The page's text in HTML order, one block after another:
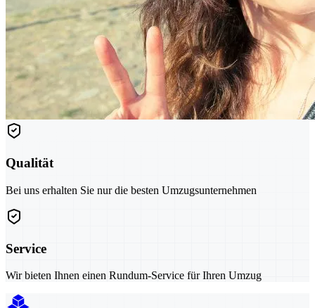
Qualität
Bei uns erhalten Sie nur die besten Umzugsunternehmen
Service
Wir bieten Ihnen einen Rundum-Service für Ihren Umzug